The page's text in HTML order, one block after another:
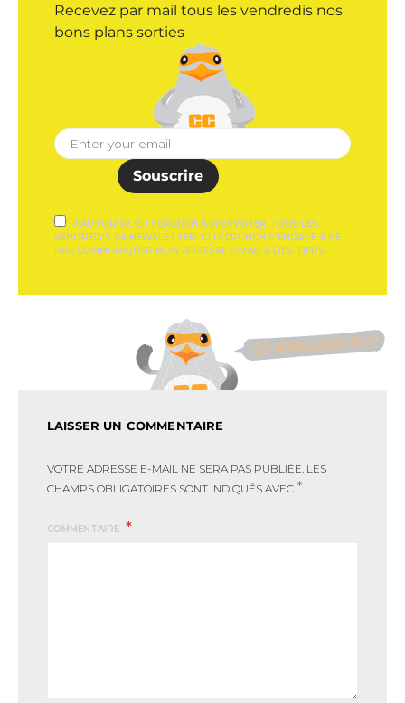
Recevez par mail tous les vendredis nos
bons plans sorties
Souscrire
J'AUTORISE CITYCRUNCH À M'ENVOYER TOUS LES
VENDREDIS SA NEWSLETTER. CITYCRUNCH S'ENGAGE À NE
PAS COMMUNIQUER MON ADRESSE E-MAIL À DES TIERS.
LAISSER UN COMMENTAIRE
VOTRE ADRESSE E-MAIL NE SERA PAS PUBLIÉE. LES
CHAMPS OBLIGATOIRES SONT INDIQUÉS AVEC *
COMMENTAIRE